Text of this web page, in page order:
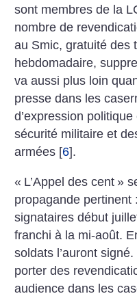
sont membres de la
nombre de
au Smic, gratuité des
hebdomadaire,
va aussi plus loin
presse dans les
d’expression
sécurité militaire et
armées [6].
« L’Appel des cent »
propagande pertinent
signataires début
franchi à la mi-août.
soldats l’auront
porter des
audience dans les